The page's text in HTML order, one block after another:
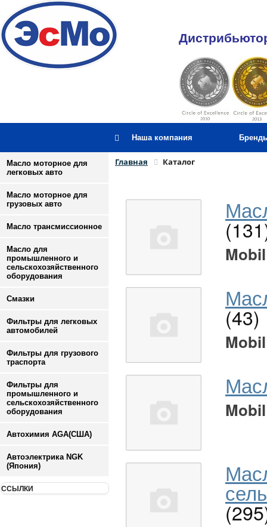
Наша компания
Масло моторное для
легковых авто
Масло моторное для
грузовых авто
Масло трансмиссионное
Масло для
промышленного и
сельскохозяйственного
оборудования
Смазки
Фильтры для легковых
автомобилей
Фильтры для грузового
траспорта
Фильтры для
промышленного и
сельскохозяйственного
оборудования
Автохимия AGA(США)
Автоэлектрика NGK
(Япония)
ССЫЛКИ
Главная Каталог
Mobil
(43)
Mobil
Mobil